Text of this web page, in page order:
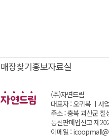
매장찾기홍보자료실
(주)자연드림
대표자 : 오귀복 ㅣ 사
주소 : 충북 괴산군 칠
통신판매업신고 제
이메일 :